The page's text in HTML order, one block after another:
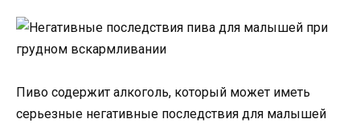
Пиво содержит алкоголь, который может иметь
серьезные негативные последствия для малышей